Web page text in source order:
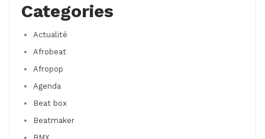
Categories
Actualité
Afrobeat
Afropop
Agenda
Beat box
Beatmaker